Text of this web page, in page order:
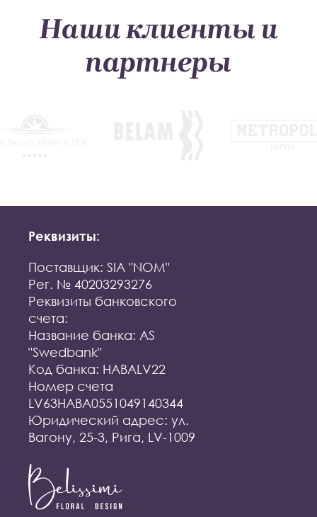
Наши клиенты и
партнеры
Реквизиты:
Поставщик: SIA "NOM"
Рег. № 40203293276
Реквизиты банковского
счета:
Название банка: AS
"Swedbank"
Код банка: HABALV22
Номер счета
LV63HABA0551049140344
Юридический адрес: ул.
Вагону, 25-3, Рига, LV-1009